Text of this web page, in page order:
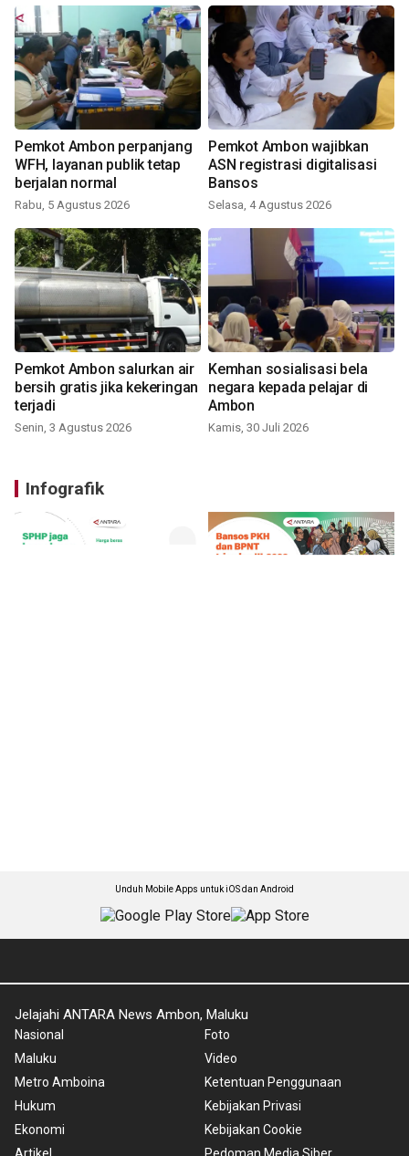
Pemkot Ambon perpanjang
WFH, layanan publik tetap
berjalan normal
Rabu, 5 Agustus 2026
Pemkot Ambon wajibkan
ASN registrasi digitalisasi
Bansos
Selasa, 4 Agustus 2026
Pemkot Ambon salurkan air
bersih gratis jika kekeringan
terjadi
Senin, 3 Agustus 2026
Kemhan sosialisasi bela
negara kepada pelajar di
Ambon
Kamis, 30 Juli 2026
Infografik
Unduh Mobile Apps untuk iOS dan Android
Jelajahi ANTARA News Ambon, Maluku
Nasional
Maluku
Metro Amboina
Hukum
Ekonomi
Foto
Video
Ketentuan Penggunaan
Kebijakan Privasi
Kebijakan Cookie